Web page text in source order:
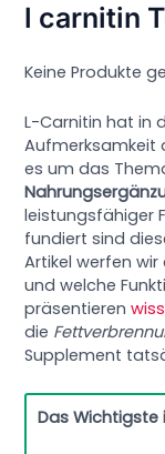
l carnitin
Keine Produkte
L-Carnitin hat in
Aufmerksamkeit
es um das
leistungsfähiger
fundiert sind
Artikel werfen
und welche
präsentieren
die
Supplement
Das Wichtigste